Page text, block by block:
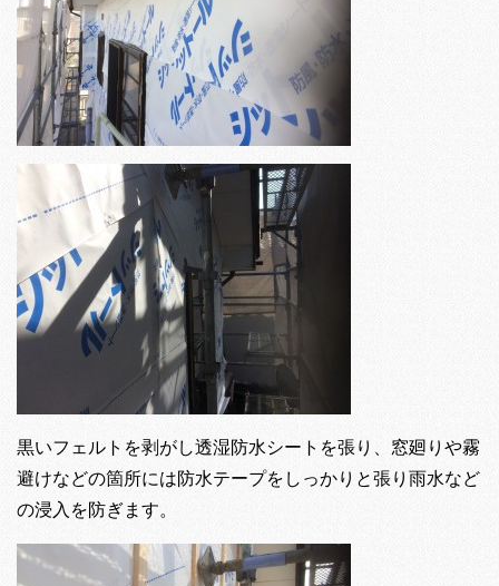
黒いフェルトを剥がし透湿防水シートを張り、窓廻りや霧
避けなどの箇所には防水テープをしっかりと張り雨水など
の浸入を防ぎます。